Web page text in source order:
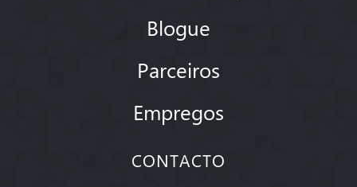
Blogue
Parceiros
Empregos
CONTACTO